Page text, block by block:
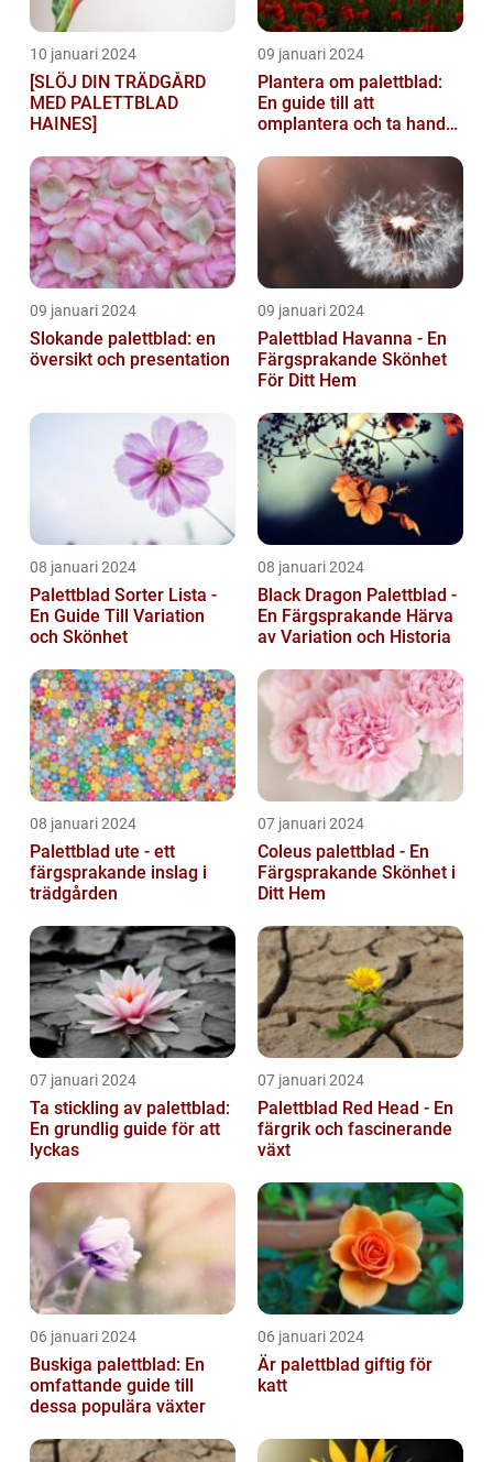
10 januari 2024
[SLÖJ DIN TRÄDGÅRD
MED PALETTBLAD
HAINES]
09 januari 2024
Plantera om palettblad:
En guide till att
omplantera och ta hand
09 januari 2024
Slokande palettblad: en
översikt och presentation
09 januari 2024
Palettblad Havanna - En
Färgsprakande Skönhet
För Ditt Hem
08 januari 2024
Palettblad Sorter Lista -
En Guide Till Variation
och Skönhet
08 januari 2024
Black Dragon Palettblad -
En Färgsprakande Härva
av Variation och Historia
08 januari 2024
Palettblad ute - ett
färgsprakande inslag i
trädgården
07 januari 2024
Coleus palettblad - En
Färgsprakande Skönhet i
Ditt Hem
07 januari 2024
Ta stickling av palettblad:
En grundlig guide för att
lyckas
07 januari 2024
Palettblad Red Head - En
färgrik och fascinerande
växt
06 januari 2024
Buskiga palettblad: En
omfattande guide till
dessa populära växter
06 januari 2024
Är palettblad giftig för
katt